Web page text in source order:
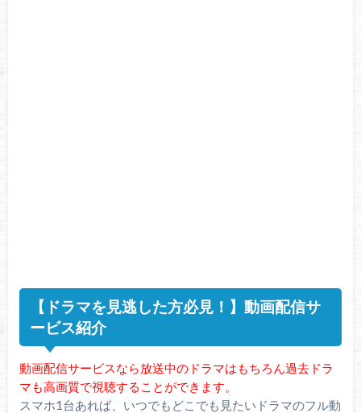
【ドラマを見逃した方必見！】動画配信サ
ービス紹介
動画配信サービスなら放送中のドラマはもちろん過去ドラ
マも高画質で視聴することができます。
スマホ1台あれば、いつでもどこでも見たいドラマのフル動